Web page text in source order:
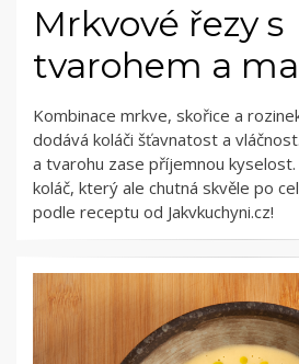
Mrkvové řezy s
tvarohem a
Kombinace mrkve, skořice a
dodává koláči šťavnatost a
a tvarohu zase příjemnou
koláč, který ale chutná skvěle po
podle receptu od Jakvkuchyni.cz!